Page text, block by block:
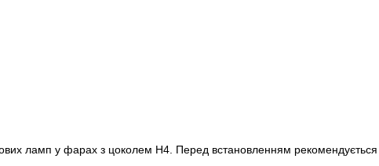
ламп у фарах з цоколем H4. Перед встановленням